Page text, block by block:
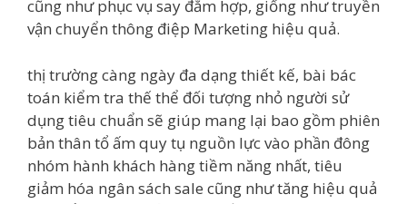
cũng như phục vụ say đắm hợp, giống như truyền
vận chuyển thông điệp Marketing hiệu quả.
thị trường càng ngày đa dạng thiết kế, bài bác
toán kiểm tra thế thể đối tượng nhỏ người sử
dụng tiêu chuẩn sẽ giúp mang lại bao gồm phiên
bản thân tổ ấm quy tụ nguồn lực vào phần đông
nhóm hành khách hàng tiềm năng nhất, tiêu
giảm hóa ngân sách sale cũng như tăng hiệu quả